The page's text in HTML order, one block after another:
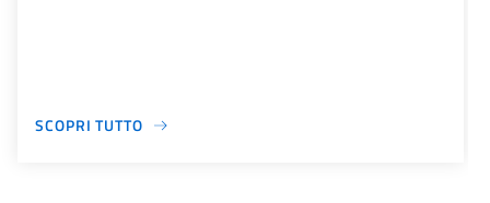
SCOPRI TUTTO